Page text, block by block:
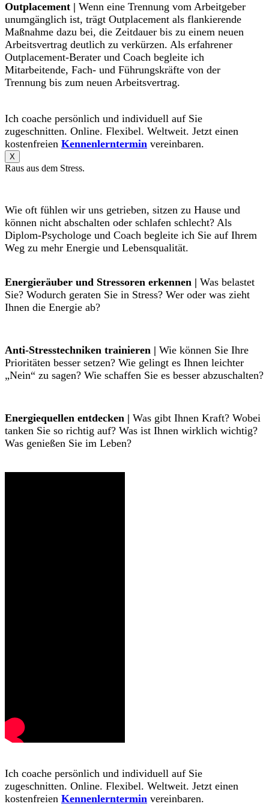
Outplacement | Wenn eine Trennung vom Arbeitgeber
unumgänglich ist, trägt Outplacement als flankierende
Maßnahme dazu bei, die Zeitdauer bis zu einem neuen
Arbeitsvertrag deutlich zu verkürzen. Als erfahrener
Outplacement-Berater und Coach begleite ich
Mitarbeitende, Fach- und Führungskräfte von der
Trennung bis zum neuen Arbeitsvertrag.
Ich coache persönlich und individuell auf Sie
zugeschnitten. Online. Flexibel. Weltweit. Jetzt einen
kostenfreien Kennenlerntermin vereinbaren.
X
Raus aus dem Stress.
Wie oft fühlen wir uns getrieben, sitzen zu Hause und
können nicht abschalten oder schlafen schlecht? Als
Diplom-Psychologe und Coach begleite ich Sie auf Ihrem
Weg zu mehr Energie und Lebensqualität.
Energieräuber und Stressoren erkennen | Was belastet
Sie? Wodurch geraten Sie in Stress? Wer oder was zieht
Ihnen die Energie ab?
Anti-Stresstechniken trainieren | Wie können Sie Ihre
Prioritäten besser setzen? Wie gelingt es Ihnen leichter
„Nein“ zu sagen? Wie schaffen Sie es besser abzuschalten?
Energiequellen entdecken | Was gibt Ihnen Kraft? Wobei
tanken Sie so richtig auf? Was ist Ihnen wirklich wichtig?
Was genießen Sie im Leben?
Ich coache persönlich und individuell auf Sie
zugeschnitten. Online. Flexibel. Weltweit. Jetzt einen
kostenfreien Kennenlerntermin vereinbaren.